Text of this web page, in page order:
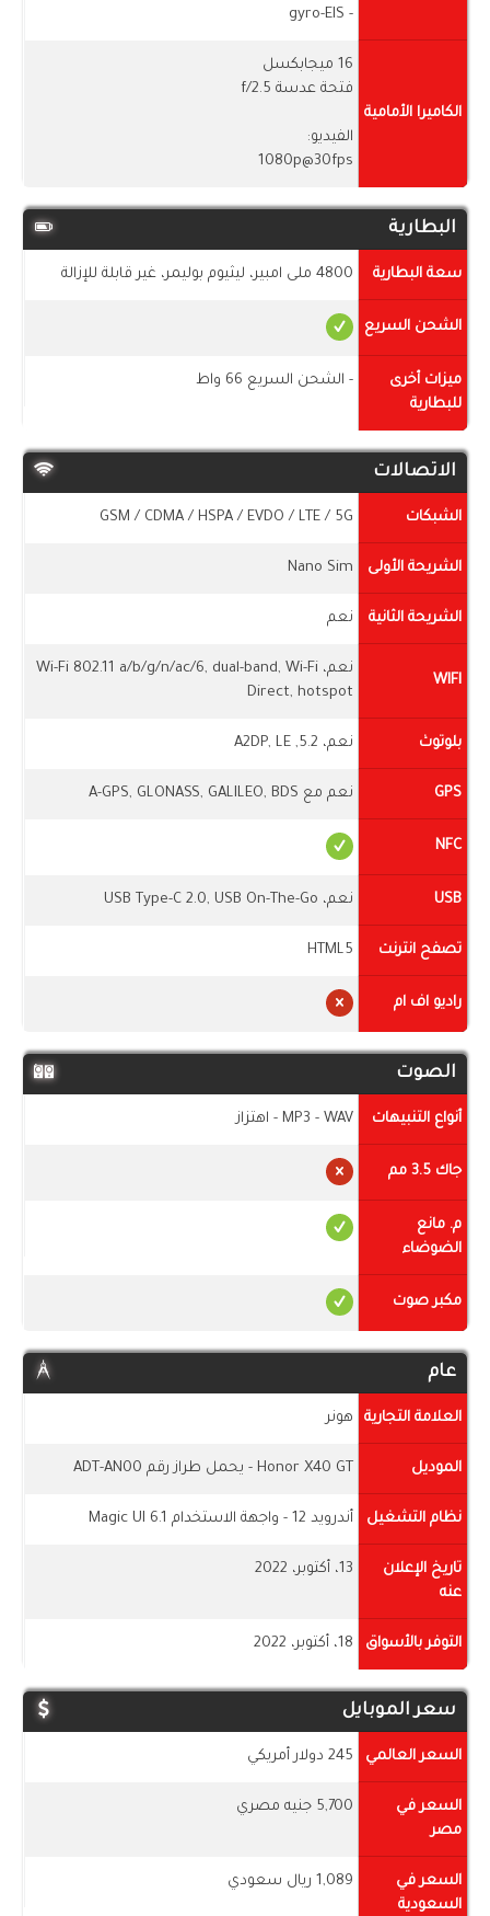
- gyro-EIS
الكاميرا الأمامية
16 ميجابكسل
فتحة عدسة f/2.5
الفيديو:
1080p@30fps
البطارية
سعة البطارية 4800 ملى امبير، ليثيوم بوليمر، غير قابلة للإزالة
الشحن السريع
ميزات أخرى
للبطارية
- الشحن السريع 66 واط
الاتصالات
الشبكات GSM / CDMA / HSPA / EVDO / LTE / 5G
الشريحة الأولى Nano Sim
الشريحة الثانية نعم
WIFI
نعم، Wi-Fi 802.11 a/b/g/n/ac/6, dual-band, Wi-Fi
Direct, hotspot
بلوتوث نعم، 5.2, A2DP, LE
GPS نعم مع A-GPS, GLONASS, GALILEO, BDS
NFC
USB نعم، USB Type-C 2.0, USB On-The-Go
تصفح انترنت HTML5
راديو اف ام
الصوت
أنواع التنبيهات MP3 - WAV - اهتزاز
جاك 3.5 مم
م. مانع
الضوضاء
مكبر صوت
عام
العلامة التجارية هونر
الموديل Honor X40 GT - يحمل طراز رقم ADT-AN00
نظام التشغيل أندرويد 12 - واجهة الاستخدام Magic UI 6.1
تاريخ الإعلان
عنه
13، أكتوبر، 2022
التوفر بالأسواق 18، أكتوبر، 2022
سعر الموبايل
السعر العالمي 245 دولار أمريكي
السعر في
مصر
5,700 جنيه مصري
السعر في
السعودية
1,089 ريال سعودي